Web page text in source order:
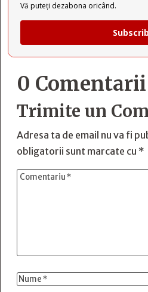
Vă puteți dezabona oricând.
0 Comentarii
Trimite un
Adresa ta de email nu va fi
obligatorii sunt marcate cu *